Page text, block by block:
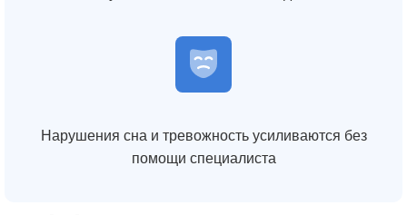
Нарушения сна и тревожность усиливаются без
помощи специалиста